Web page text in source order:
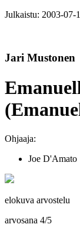
Julkaistu: 2003-07-
Jari Mustonen
Ohjaaja:
Joe D'Amato
elokuva arvostelu
arvosana 4/5